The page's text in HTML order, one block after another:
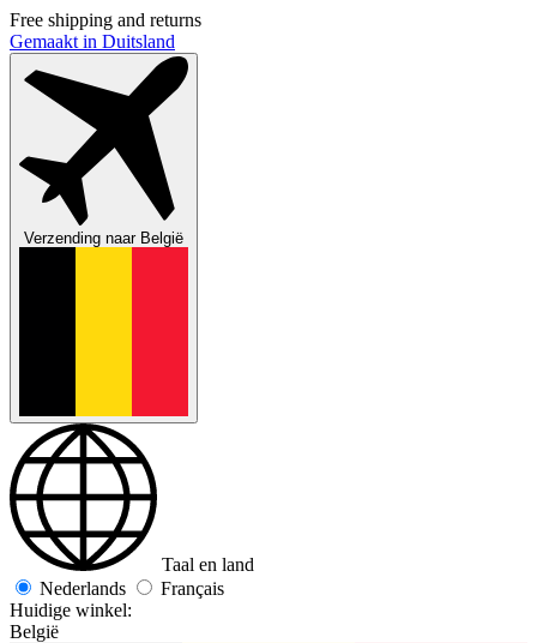
Free shipping and returns
Gemaakt in Duitsland
Verzending naarBelgië
Taal en land
Nederlands
Français
Huidige winkel:
België